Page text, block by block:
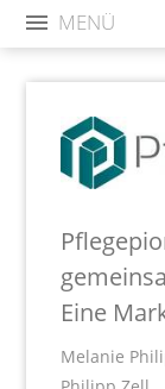
MENÜ
Eine
Melanie